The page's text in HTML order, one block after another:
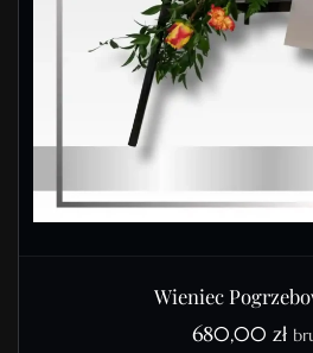
Wieniec
680,00 zł